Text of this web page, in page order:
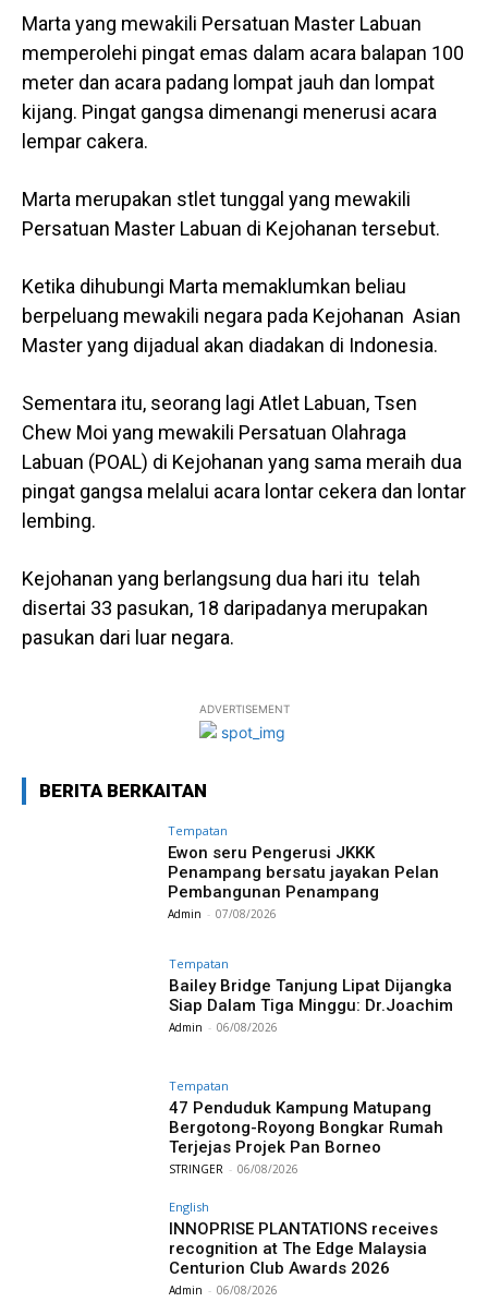
Marta yang mewakili Persatuan Master Labuan
memperolehi pingat emas dalam acara balapan 100
meter dan acara padang lompat jauh dan lompat
kijang. Pingat gangsa dimenangi menerusi acara
lempar cakera.
Marta merupakan stlet tunggal yang mewakili
Persatuan Master Labuan di Kejohanan tersebut.
Ketika dihubungi Marta memaklumkan beliau
berpeluang mewakili negara pada Kejohanan Asian
Master yang dijadual akan diadakan di Indonesia.
Sementara itu, seorang lagi Atlet Labuan, Tsen
Chew Moi yang mewakili Persatuan Olahraga
Labuan (POAL) di Kejohanan yang sama meraih dua
pingat gangsa melalui acara lontar cekera dan lontar
lembing.
Kejohanan yang berlangsung dua hari itu telah
disertai 33 pasukan, 18 daripadanya merupakan
pasukan dari luar negara.
ADVERTISEMENT
BERITA BERKAITAN
Tempatan
Ewon seru Pengerusi JKKK
Penampang bersatu jayakan Pelan
Pembangunan Penampang
Admin - 07/08/2026
Tempatan
Bailey Bridge Tanjung Lipat Dijangka
Siap Dalam Tiga Minggu: Dr.Joachim
Admin - 06/08/2026
Tempatan
47 Penduduk Kampung Matupang
Bergotong-Royong Bongkar Rumah
Terjejas Projek Pan Borneo
STRINGER - 06/08/2026
English
INNOPRISE PLANTATIONS receives
recognition at The Edge Malaysia
Centurion Club Awards 2026
Admin - 06/08/2026